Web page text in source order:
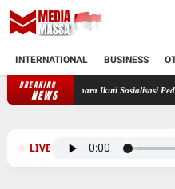
INTERNATIONAL BUSINESS
BREAKING
NEWS
Kelas IIB Jepara Ikuti Sosialisasi
LIVE